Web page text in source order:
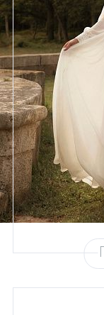
Размеры
Цвет
Силуэт
Кружево
Юбка
Шлейф